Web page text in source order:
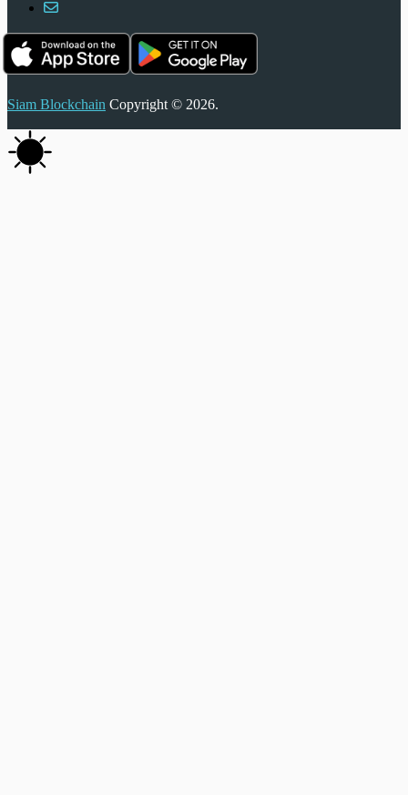
Siam Blockchain Copyright © 2026.